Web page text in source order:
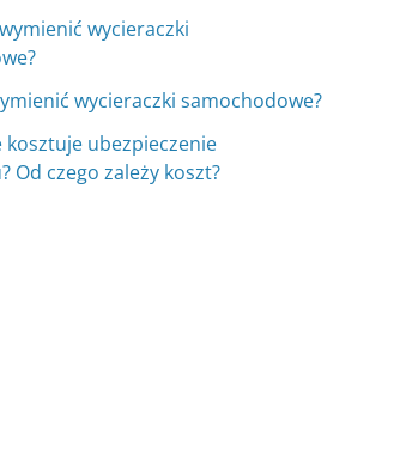
wymienić wycieraczki
wycieraczki samochodowe?
kosztuje ubezpieczenie
Od czego zależy koszt?